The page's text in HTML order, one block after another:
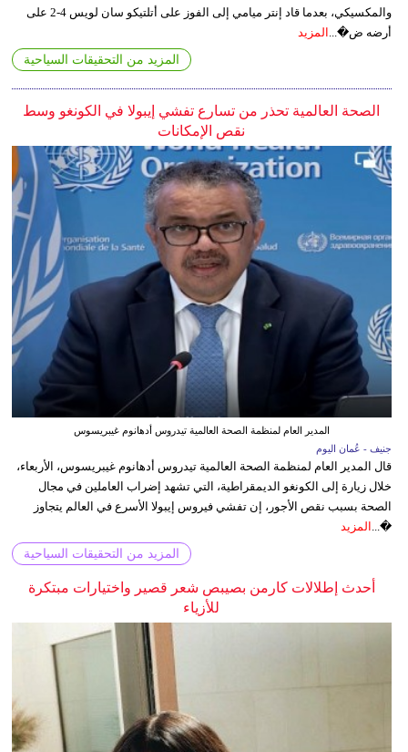
والمكسيكي، بعدما قاد إنتر ميامي إلى الفوز على أتلتيكو سان لويس 4-2 على
أرضه ض�...
المزيد
المزيد من التحقيقات السياحية
الصحة العالمية تحذر من تسارع تفشي إيبولا في الكونغو وسط
نقص الإمكانات
المدير العام لمنظمة الصحة العالمية تيدروس أدهانوم غيبريسوس
جنيف - عُمان اليوم
قال المدير العام لمنظمة الصحة العالمية تيدروس أدهانوم غيبريسوس، الأربعاء،
خلال زيارة إلى الكونغو الديمقراطية، التي تشهد إضراب العاملين في مجال
الصحة بسبب نقص الأجور، إن تفشي فيروس إيبولا الأسرع في العالم يتجاوز
�... المزيد
المزيد من التحقيقات السياحية
أحدث إطلالات كارمن بصيبص شعر قصير واختيارات مبتكرة
للأزياء